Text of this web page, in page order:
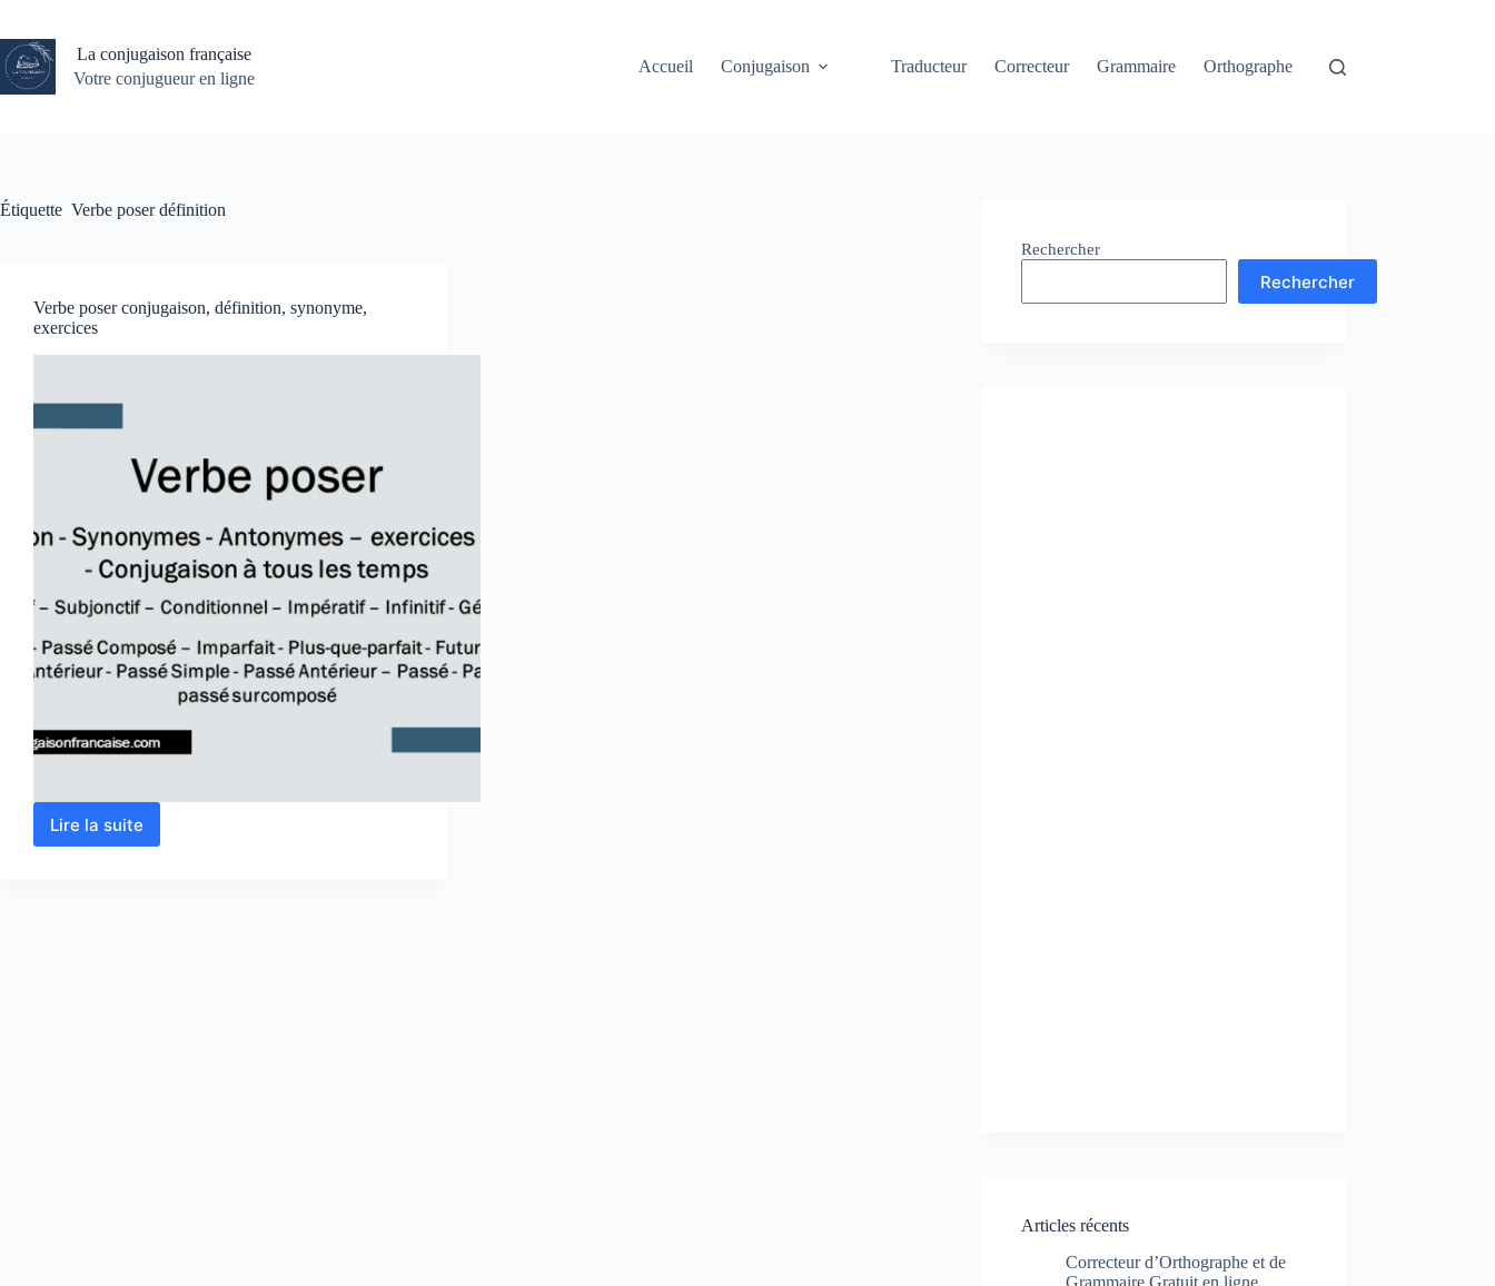
contenu
La conjugaison française
Votre conjugueur en ligne
Accueil Conjugaison Traducteur Correcteur Grammaire Orthographe
Étiquette Verbe poser définition
Verbe poser conjugaison, définition, synonyme,
exercices
Lire la suite
Verbe
Rechercher
Rechercher
Articles récents
Correcteur d’Orthographe et de
Grammaire Gratuit en ligne